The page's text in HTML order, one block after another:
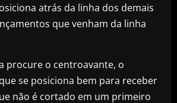
atrás da linha dos demais
que venham da linha
procure o centroavante, o
se posiciona bem para receber
não é cortado em um primeiro